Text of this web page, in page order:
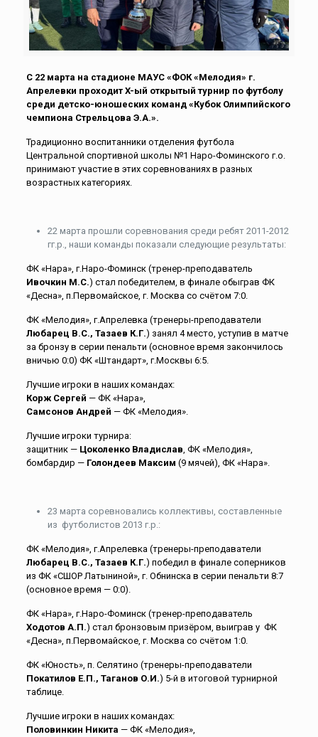
С 22 марта на стадионе МАУС «ФОК «Мелодия» г.
Апрелевки проходит X-ый открытый турнир по футболу
среди детско-юношеских команд «Кубок Олимпийского
чемпиона Стрельцова Э.А.».
Традиционно воспитанники отделения футбола
Центральной спортивной школы №1 Наро-Фоминского г.о.
принимают участие в этих соревнованиях в разных
возрастных категориях.
22 марта прошли соревнования среди ребят 2011-2012
гг.р., наши команды показали следующие результаты:
ФК «Нара», г.Наро-Фоминск (тренер-преподаватель
Ивочкин М.С.) стал победителем, в финале обыграв ФК
«Десна», п.Первомайское, г. Москва со счётом 7:0.
ФК «Мелодия», г.Апрелевка (тренеры-преподаватели
Любарец В.С., Тазаев К.Г.) занял 4 место, уступив в матче
за бронзу в серии пенальти (основное время закончилось
вничью 0:0) ФК «Штандарт», г.Москвы 6:5.
Лучшие игроки в наших командах:
Корж Сергей — ФК «Нара»,
Самсонов Андрей — ФК «Мелодия».
Лучшие игроки турнира:
защитник — Цоколенко Владислав, ФК «Мелодия»,
бомбардир — Голондеев Максим (9 мячей), ФК «Нара».
23 марта соревновались коллективы, составленные
из футболистов 2013 г.р.:
ФК «Мелодия», г.Апрелевка (тренеры-преподаватели
Любарец В.С., Тазаев К.Г.) победил в финале соперников
из ФК «СШОР Латыниной», г. Обнинска в серии пенальти 8:7
(основное время — 0:0).
ФК «Нара», г.Наро-Фоминск (тренер-преподаватель
Ходотов А.П.) стал бронзовым призёром, выиграв у ФК
«Десна», п.Первомайское, г. Москва со счётом 1:0.
ФК «Юность», п. Селятино (тренеры-преподаватели
Покатилов Е.П., Таганов О.И.) 5-й в итоговой турнирной
таблице.
Лучшие игроки в наших командах:
Половинкин Никита — ФК «Мелодия»,